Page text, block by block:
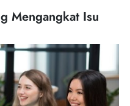
Mengangkat Isu